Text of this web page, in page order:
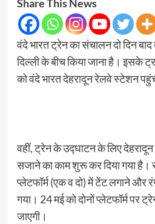
Share This News
वंदे भारत ट्रेन का संचालन दो दिन
दिल्ली के बीच किया जाना है। इसके
को वंदे भारत देहरादून रेलवे स्टेशन
वहीं, ट्रेन के उद्घाटन के लिए
सजाने का काम शुरू कर दिया गया है।
प्लेटफॉर्म (एक व दो) में टेंट लगाने और
गया। 24 मई को दोनों प्लेटफॉर्म पर
जाएगी।